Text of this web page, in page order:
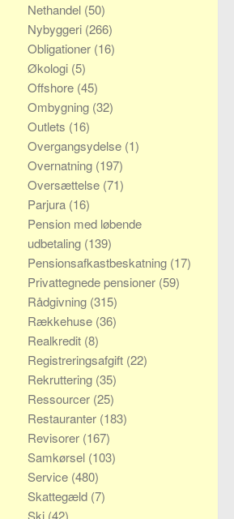
Nethandel (50)
Nybyggeri (266)
Obligationer (16)
Økologi (5)
Offshore (45)
Ombygning (32)
Outlets (16)
Overgangsydelse (1)
Overnatning (197)
Oversættelse (71)
Parjura (16)
Pension med løbende
udbetaling (139)
Pensionsafkastbeskatning (17)
Privattegnede pensioner (59)
Rådgivning (315)
Rækkehuse (36)
Realkredit (8)
Registreringsafgift (22)
Rekruttering (35)
Ressourcer (25)
Restauranter (183)
Revisorer (167)
Samkørsel (103)
Service (480)
Skattegæld (7)
Ski (42)